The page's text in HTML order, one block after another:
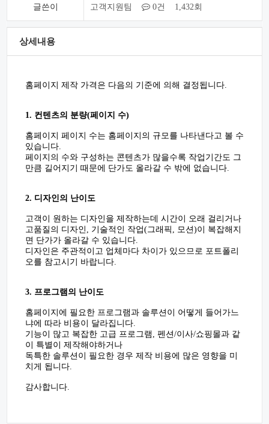
글쓴이 고객지원팀 0건 1,432회
상세내용
홈페이지 제작 가격은 다음의 기준에 의해 결정됩니다.
1. 컨텐츠의 분량(페이지 수)
홈페이지 페이지 수는 홈페이지의 규모를 나타낸다고 볼 수
있습니다.
페이지의 수와 구성하는 콘텐츠가 많을수록 작업기간도 그
만큼 길어지기 때문에 단가도 올라갈 수 밖에 없습니다.
2. 디자인의 난이도
고객이 원하는 디자인을 제작하는데 시간이 오래 걸리거나
고품질의 디자인, 기술적인 작업(그래픽, 모션)이 복잡해지
면 단가가 올라갈 수 있습니다.
디자인은 주관적이고 업체마다 차이가 있으므로 포트폴리
오를 참고시기 바랍니다.
3. 프로그램의 난이도
홈페이지에 필요한 프로그램과 솔루션이 어떻게 들어가느
냐에 따라 비용이 달라집니다.
기능이 많고 복잡한 고급 프로그램, 펜션/이사/쇼핑몰과 같
이 특별이 제작해야하거나
독특한 솔루션이 필요한 경우 제작 비용에 많은 영향을 미
치게 됩니다.
감사합니다.